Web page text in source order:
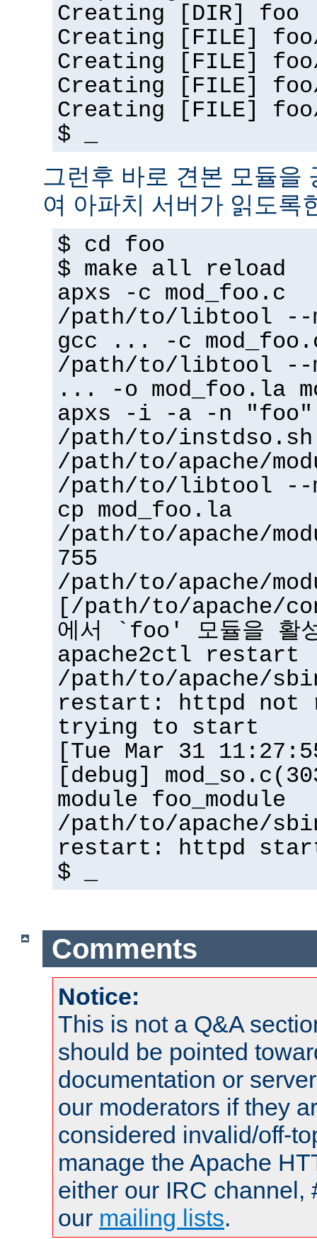
Creating [DIR] foo
Creating [FILE]
Creating [FILE] foo/
Creating [FILE]
Creating [FILE]
$ _
그런후 바로 견본 모듈을
여 아파치 서버가 읽도록
$ cd foo
$ make all reload
apxs -c mod_foo.c
/path/to/libtool --
gcc ... -c
/path/to/libtool --
... -o mod_foo.la
apxs -i -a -n "foo"
/path/to/instdso.sh
/path/to/apache/
/path/to/libtool --
cp mod_foo.la
/path/to/apache/
755
/path/to/apache/
[/path/to/apache/
에서 `foo' 모듈을 활
apache2ctl restart
/path/to/apache/
restart: httpd not
trying to start
[Tue Mar 31
[debug]
module foo_module
/path/to/apache/
restart: httpd
$ _
Comments
Notice:
This is not a Q&A
should be pointed
documentation or
our moderators if they
considered invalid/off-
manage the Apache
either our IRC channel,
our mailing lists.